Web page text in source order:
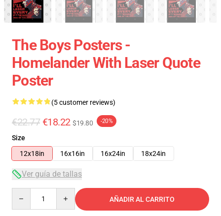
The Boys Posters -
Homelander With Laser Quote
Poster
(5 customer reviews)
€22.77 €18.22 $19.80 -20%
Size
12x18in
16x16in 16x24in 18x24in
Ver guía de tallas
AÑADIR AL CARRITO